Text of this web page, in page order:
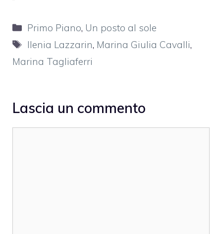
Categorie
Primo Piano, Un posto al sole
Tag
Ilenia Lazzarin, Marina Giulia Cavalli,
Marina Tagliaferri
Lascia un commento